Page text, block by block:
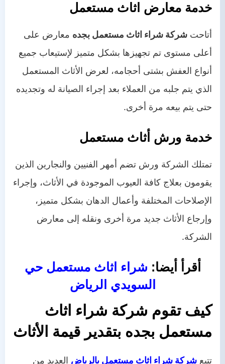
خدمة معارض اثاث مستعمل
أتاحت شركة شراء اثاث مستعمل بجده معارض على
أعلى مستوى تم تجهيزها بشكل متميز لإستيعاب جميع
أنواع العفش بشتى أحجامه، لعرض الأثاث المستعمل
الذي يتم جلبه من العملاء بعد إجراء الصيانة له وتجديده
حتى يتم بيعه مرة أخرى.
خدمة ورش أثاث مستعمل
تمتلك الشركة ورش تضم أمهر الفنيين والنجارين الذين
يقومون بعلاج كافة العيوب الموجودة في الأثاث، وإجراء
الإصلاحات المختلفة وأعمال الدهان بشكل متميز،
وإرجاع الأثاث جديد مرة أخرى ونقله إلى معارض
الشركة.
أقرأ أيضا: شراء اثاث مستعمل حي
السويدي الرياض
كيف تقوم شركة شراء اثاث
مستعمل بجده بتقدير قيمة الأثاث
تتبع شركة شراء اثاث مستعمل بالرياض العديد من